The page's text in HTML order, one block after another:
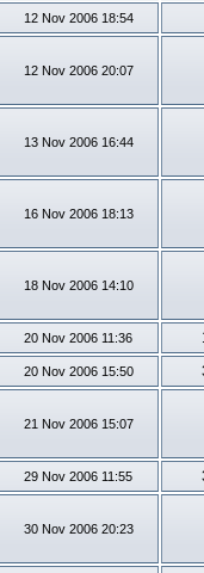
12 Nov 2006 18:54
12 Nov 2006 20:07
13 Nov 2006 16:44
16 Nov 2006 18:13
18 Nov 2006 14:10
20 Nov 2006 11:36
20 Nov 2006 15:50
21 Nov 2006 15:07
29 Nov 2006 11:55
30 Nov 2006 20:23